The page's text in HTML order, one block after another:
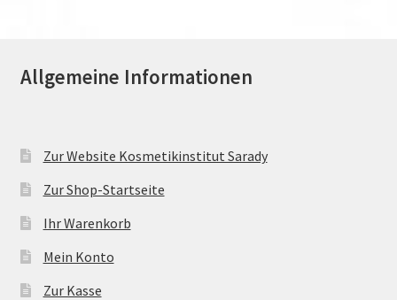
Allgemeine Informationen
Zur Website Kosmetikinstitut Sarady
Zur Shop-Startseite
Ihr Warenkorb
Mein Konto
Zur Kasse